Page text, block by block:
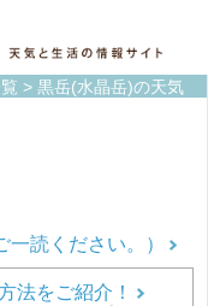
> 黒岳(水晶岳)の天気
読ください。）
法をご紹介！